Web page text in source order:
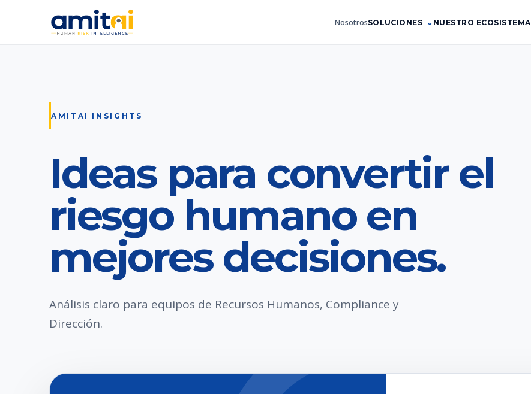
NosotrosSOLUCIONES NUESTRO ECOSISTEMA
AMITAI INSIGHTS
Ideas para convertir el
riesgo humano en
mejores decisiones.
Análisis claro para equipos de Recursos Humanos, Compliance y
Dirección.